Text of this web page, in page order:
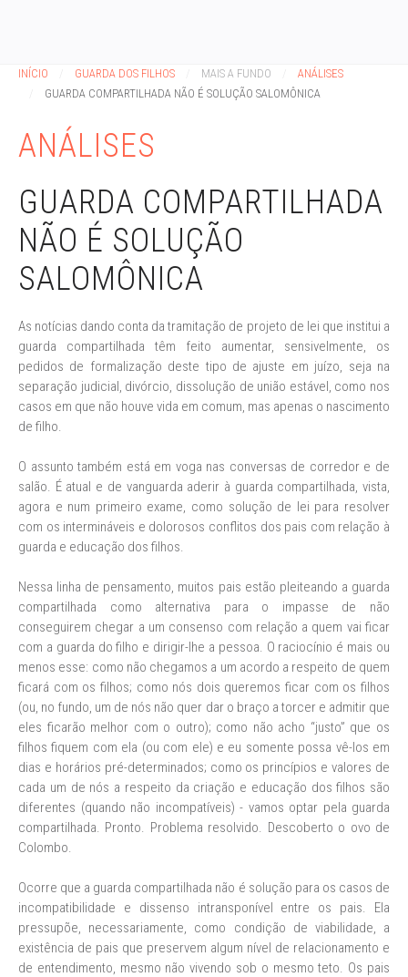
INÍCIO GUARDA DOS FILHOS MAIS A FUNDO
ANÁLISES
GUARDA COMPARTILHADA NÃO É SOLUÇÃO SALOMÔNICA
ANÁLISES
GUARDA COMPARTILHADA
NÃO É SOLUÇÃO
SALOMÔNICA
As notícias dando conta da tramitação de projeto de lei que institui a
guarda compartilhada têm feito aumentar, sensivelmente, os
pedidos de formalização deste tipo de ajuste em juízo, seja na
separação judicial, divórcio, dissolução de união estável, como nos
casos em que não houve vida em comum, mas apenas o nascimento
de filho.
O assunto também está em voga nas conversas de corredor e de
salão. É atual e de vanguarda aderir à guarda compartilhada, vista,
agora e num primeiro exame, como solução de lei para resolver
com os intermináveis e dolorosos conflitos dos pais com relação à
guarda e educação dos filhos.
Nessa linha de pensamento, muitos pais estão pleiteando a guarda
compartilhada como alternativa para o impasse de não
conseguirem chegar a um consenso com relação a quem vai ficar
com a guarda do filho e dirigir-lhe a pessoa. O raciocínio é mais ou
menos esse: como não chegamos a um acordo a respeito de quem
ficará com os filhos; como nós dois queremos ficar com os filhos
(ou, no fundo, um de nós não quer dar o braço a torcer e admitir que
eles ficarão melhor com o outro); como não acho “justo” que os
filhos fiquem com ela (ou com ele) e eu somente possa vê-los em
dias e horários pré-determinados; como os princípios e valores de
cada um de nós a respeito da criação e educação dos filhos são
diferentes (quando não incompatíveis) - vamos optar pela guarda
compartilhada. Pronto. Problema resolvido. Descoberto o ovo de
Colombo.
Ocorre que a guarda compartilhada não é solução para os casos de
incompatibilidade e dissenso intransponível entre os pais. Ela
pressupõe, necessariamente, como condição de viabilidade, a
existência de pais que preservem algum nível de relacionamento e
de entendimento, mesmo não vivendo sob o mesmo teto. Os pais